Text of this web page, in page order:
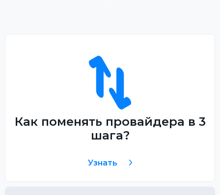
Как поменять провайдера в 3
шага?
Узнать